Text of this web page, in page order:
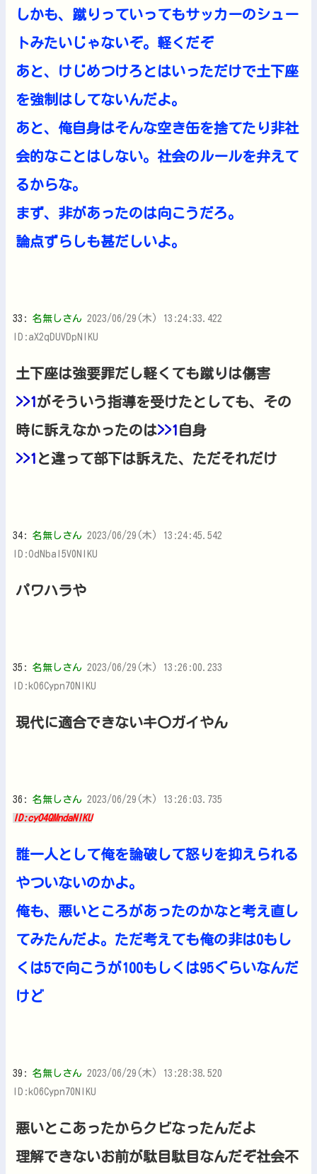
しかも、蹴りっていってもサッカーのシュー
トみたいじゃないぞ。軽くだぞ
あと、けじめつけろとはいっただけで土下座
を強制はしてないんだよ。
あと、俺自身はそんな空き缶を捨てたり非社
会的なことはしない。社会のルールを弁えて
るからな。
まず、非があったのは向こうだろ。
論点ずらしも甚だしいよ。
33: 名無しさん 2023/06/29(木) 13:24:33.422
ID:aX2qDUVDpNIKU
土下座は強要罪だし軽くても蹴りは傷害
>>1 がそういう指導を受けたとしても、その
時に訴えなかったのは>>1 自身
>>1 と違って部下は訴えた、ただそれだけ
34: 名無しさん 2023/06/29(木) 13:24:45.542
ID:OdNbaI5V0NIKU
パワハラや
35: 名無しさん 2023/06/29(木) 13:26:00.233
ID:kO6Cypn70NIKU
現代に適合できないキ〇ガイやん
36: 名無しさん 2023/06/29(木) 13:26:03.735
ID:cyO4QMndaNIKU
誰一人として俺を論破して怒りを抑えられる
やついないのかよ。
俺も、悪いところがあったのかなと考え直し
てみたんだよ。ただ考えても俺の非は0もし
くは5で向こうが100もしくは95ぐらいなんだ
けど
39: 名無しさん 2023/06/29(木) 13:28:38.520
ID:kO6Cypn70NIKU
悪いとこあったからクビなったんだよ
理解できないお前が駄目駄目なんだぞ社会不